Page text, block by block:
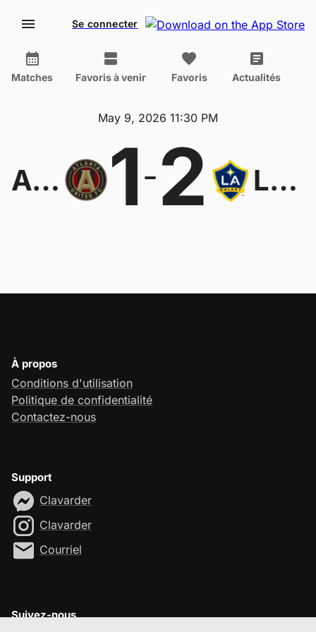
Se connecter
Matches Favoris à venir Favoris Actualités
May 9, 2026 11:30 PM
Atlanta United FC 1-2 Los Angeles Galaxy
À propos
Conditions d'utilisation
Politique de confidentialité
Contactez-nous
Support
Clavarder
Clavarder
Courriel
Suivez-nous